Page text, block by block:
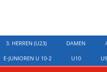
3. HERREN (U23) DAMEN
E-JUNIOREN U 10-2 U10 U9